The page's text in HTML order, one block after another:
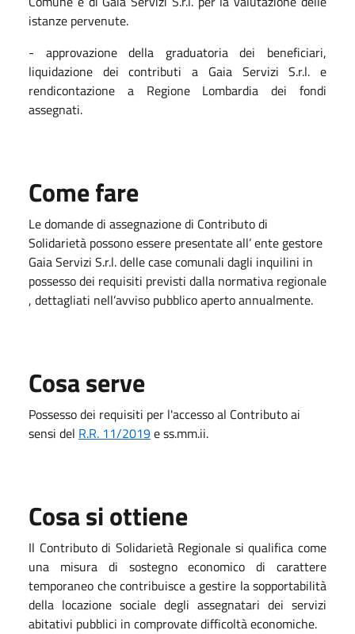
istanze pervenute.
- approvazione della graduatoria dei beneficiari,
liquidazione dei contributi a Gaia Servizi S.r.l. e
rendicontazione a Regione Lombardia dei fondi
assegnati.
Come fare
Le domande di assegnazione di Contributo di
Solidarietà possono essere presentate all’ ente gestore
Gaia Servizi S.r.l. delle case comunali dagli inquilini in
possesso dei requisiti previsti dalla normativa regionale
, dettagliati nell’avviso pubblico aperto annualmente.
Cosa serve
Possesso dei requisiti per l'accesso al Contributo ai
sensi del R.R. 11/2019e ss.mm.ii.
Cosa si ottiene
Il Contributo di Solidarietà Regionale si qualifica come
una misura di sostegno economico di carattere
temporaneo che contribuisce a gestire la sopportabilità
della locazione sociale degli assegnatari dei servizi
abitativi pubblici in comprovate difficoltà economiche.